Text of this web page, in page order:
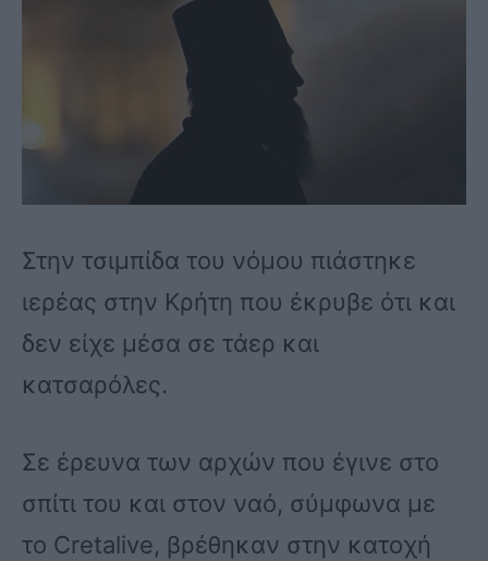
Στην τσιμπίδα του νόμου πιάστηκε
ιερέας στην Κρήτη που έκρυβε ότι και
δεν είχε μέσα σε τάερ και
κατσαρόλες.
Σε έρευνα των αρχών που έγινε στο
σπίτι του και στον ναό, σύμφωνα με
τo Cretalive, βρέθηκαν στην κατοχή